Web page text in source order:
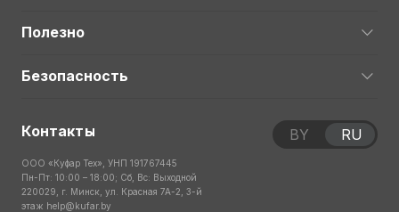
Полезно
Безопасность
Контакты
ООО «Куфар Тех», УНП 191767445
Пн-Пт: 10:00 – 18:00; Сб, Вс: Выходной
220029, г. Минск, ул. Красная 7А-2, 3-й
этаж help@kufar.by
BY RU